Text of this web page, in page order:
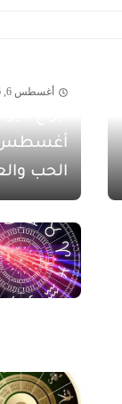
أغسطس 6, 2026
الحب